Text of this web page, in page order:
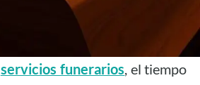
servicios funerarios, el tiempo